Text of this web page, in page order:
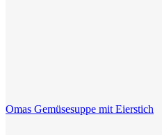
Omas Gemüsesuppe mit Eierstich